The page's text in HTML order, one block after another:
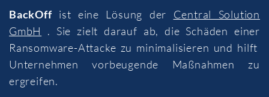
BackOffist eine Lösung der Central Solution
GmbH
. Sie zielt darauf ab, die Schäden einer
Ransomware-Attacke zu minimalisieren und hilft
Unternehmen vorbeugende Maßnahmen zu
ergreifen.